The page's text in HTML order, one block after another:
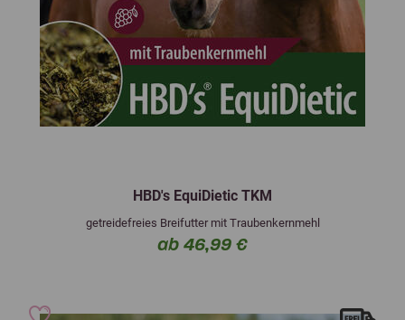
HBD's EquiDietic TKM
getreidefreies Breifutter mit Traubenkernmehl
ab 46,99 €